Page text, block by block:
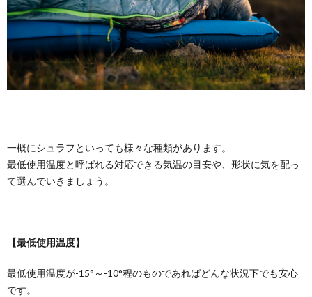
一概にシュラフといっても様々な種類があります。
最低使用温度と呼ばれる対応できる気温の目安や、形状に気を配っ
て選んでいきましょう。
【最低使用温度】
最低使用温度が-15°～-10°程のものであればどんな状況下でも安心
です。